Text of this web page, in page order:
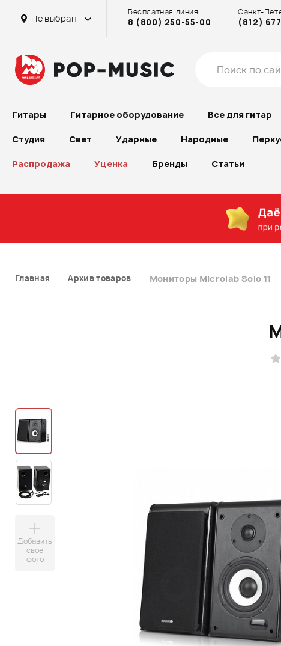
Не выбран
Бесплатная линия
8 (800) 250-55-00
Санкт-
(812)
Гитары Гитарное оборудование Все для гитар
Студия Свет Ударные Народные
Распродажа Уценка Бренды Статьи
Главная Архив товаров Мониторы Microlab Solo 11
Добавить
свое
фото